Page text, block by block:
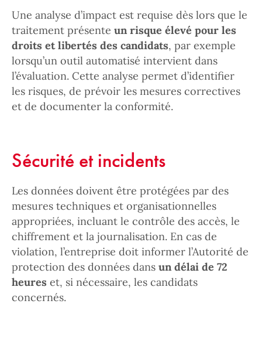
Une analyse d’impact est requise dès lors que le
traitement présente un risque élevé pour les
droits et libertés des candidats, par exemple
lorsqu’un outil automatisé intervient dans
l’évaluation. Cette analyse permet d’identifier
les risques, de prévoir les mesures correctives
et de documenter la conformité.
Sécurité et incidents
Les données doivent être protégées par des
mesures techniques et organisationnelles
appropriées, incluant le contrôle des accès, le
chiffrement et la journalisation. En cas de
violation, l’entreprise doit informer l’Autorité de
protection des données dans un délai de 72
heures et, si nécessaire, les candidats
concernés.